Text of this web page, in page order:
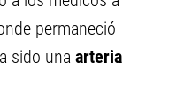
permaneció
sido una arteria